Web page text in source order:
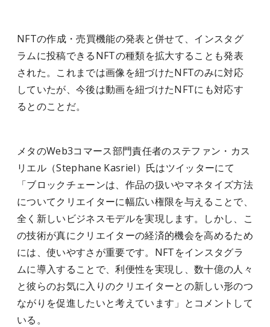
NFTの作成・売買機能の発表と併せて、インスタグ
ラムに投稿できるNFTの種類を拡大することも発表
された。これまでは画像を紐づけたNFTのみに対応
していたが、今後は動画を紐づけたNFTにも対応す
るとのことだ。
メタのWeb3コマース部門責任者のステファン・カス
リエル（Stephane Kasriel）氏はツイッターにて
「ブロックチェーンは、作品の扱いやマネタイズ方法
についてクリエイターに幅広い権限を与えることで、
全く新しいビジネスモデルを実現します。しかし、こ
の技術が真にクリエイターの経済的機会を高めるため
には、使いやすさが重要です。NFTをインスタグラ
ムに導入することで、利便性を実現し、数十億の人々
と彼らのお気に入りのクリエイターとの新しい形のつ
ながりを促進したいと考えています」とコメントして
いる。